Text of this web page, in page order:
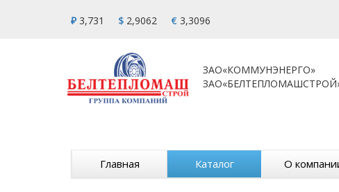
₽ 3,731 $ 2,9062 € 3,3096
ЗАО«КОММУНЭНЕРГО»
Главная Каталог О